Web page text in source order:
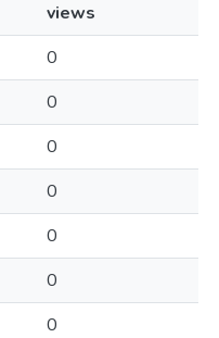
views
0
0
0
0
0
0
0